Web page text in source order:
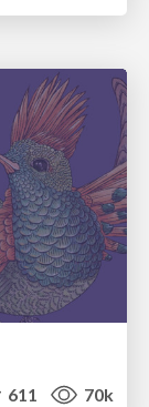
611 70k